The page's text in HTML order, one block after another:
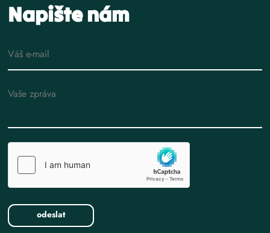
Napište nám
Text zprávy
odeslat